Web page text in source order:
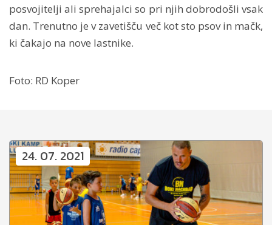
posvojitelji ali sprehajalci so pri njih dobrodošli vsak
dan. Trenutno je v zavetišču več kot sto psov in mačk,
ki čakajo na nove lastnike.
Foto: RD Koper
24. 07. 2021